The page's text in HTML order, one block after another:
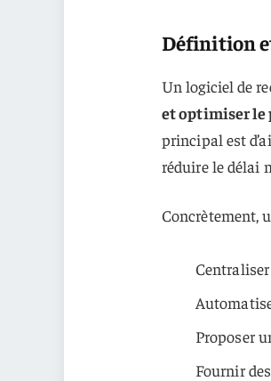
Définition
Un logiciel de
et optimiser le
principal est
réduire le délai
Concrètement,
Proposer
Fournir